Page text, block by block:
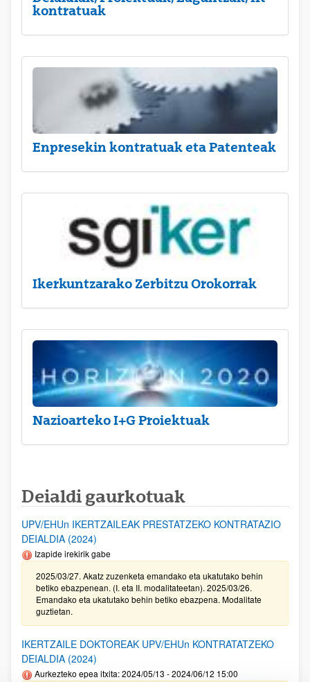
kontratuak
Enpresekin kontratuak eta Patenteak
Ikerkuntzarako Zerbitzu Orokorrak
Nazioarteko I+G Proiektuak
Deialdi gaurkotuak
UPV/EHUn IKERTZAILEAK PRESTATZEKO KONTRATAZIO
DEIALDIA (2024)
Izapide irekirik gabe
2025/03/27. Akatz zuzenketa emandako eta ukatutako behin
betiko ebazpenean. (I. eta II. modalitateetan). 2025/03/26.
Emandako eta ukatutako behin betiko ebazpena. Modalitate
guztietan.
IKERTZAILE DOKTOREAK UPV/EHUn KONTRATATZEKO
DEIALDIA (2024)
Aurkezteko epea itxita: 2024/05/13 - 2024/06/12 15:00